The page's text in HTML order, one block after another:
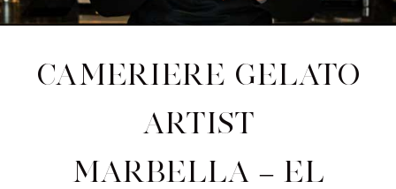
Cameriere Gelato
Artist
Marbella – El